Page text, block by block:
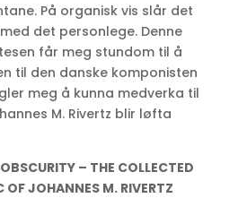
På organisk vis slår det
det personlege. Denne
får meg stundom til å
til den danske komponisten
meg å kunna medverka til
M. Rivertz blir løfta
– THE COLLECTED
OFJOHANNES M. RIVERTZ